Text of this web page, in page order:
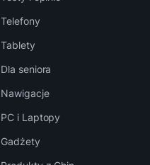
Telefony
Tablety
Dla seniora
Nawigacje
PC i Laptopy
Gadżety